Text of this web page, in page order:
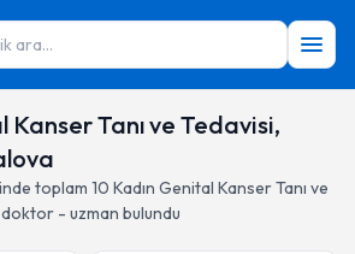
ara...
Kanser Tanı ve Tedavisi,
toplam 10 Kadın Genital Kanser Tanı ve
- uzman bulundu